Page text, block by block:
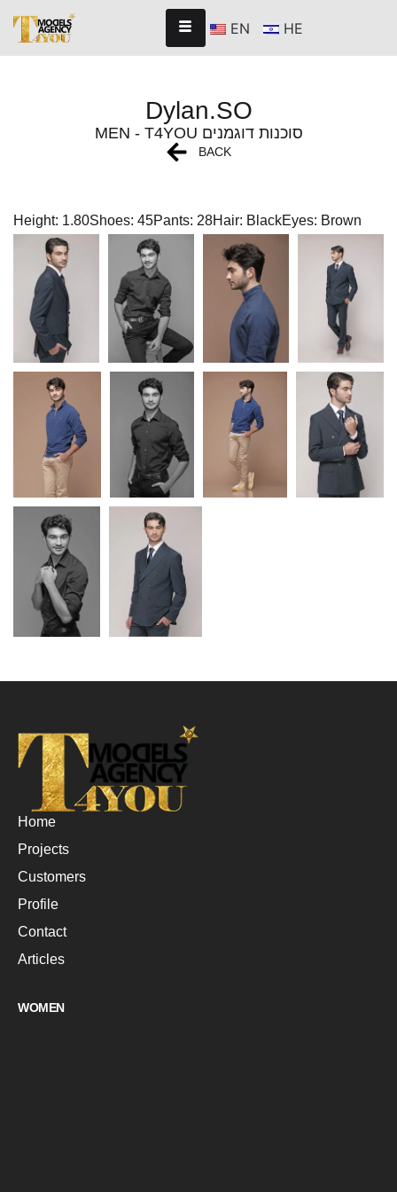
EN HE
Dylan.SO
MEN - T4YOU סוכנות דוגמנים
BACK
Height: 1.80Shoes: 45Pants: 28Hair: BlackEyes: Brown
Home
Projects
Customers
Profile
Contact
Articles
WOMEN